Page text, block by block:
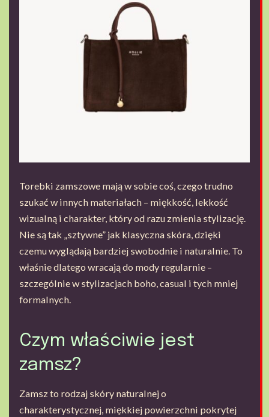
Torebki zamszowe mają w sobie coś, czego trudno
szukać w innych materiałach – miękkość, lekkość
wizualną i charakter, który od razu zmienia stylizację.
Nie są tak „sztywne” jak klasyczna skóra, dzięki
czemu wyglądają bardziej swobodnie i naturalnie. To
właśnie dlatego wracają do mody regularnie –
szczególnie w stylizacjach boho, casual i tych mniej
formalnych.
Czym właściwie jest
zamsz?
Zamsz to rodzaj skóry naturalnej o
charakterystycznej, miękkiej powierzchni pokrytej